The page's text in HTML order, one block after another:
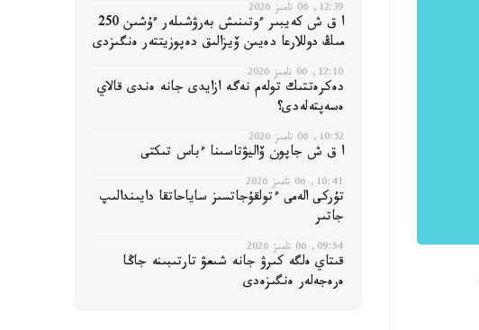
12:39, 06 تامىز 2026
ا ق ش كەيبىر ءوتىنىش بەرۋشىلەر ءۇشىن 250
مىڭ دوللارعا دەيىن ۆيزالىق دەپوزيتتەر ەنگىزدى
12:10, 06 تامىز 2026
دەكرەتتىك تولەم نەگە ازايدى جانە ەندى قالاي
ەسەپتەلەدى؟
10:52, 06 تامىز 2026
ا ق ش جاپون ۆاليۋتاسىنا ءباس تىكتى
10:41, 06 تامىز 2026
تۇركى الەمى ءتولقۇجاتسىز ساياحاتقا دايىندالىپ
جاتىر
09:54, 06 تامىز 2026
قىتاي ەلگە كىرۋ جانە شىعۋ تارتىبىنە جاڭا
ەرەجەلەر ەنگىزەدى